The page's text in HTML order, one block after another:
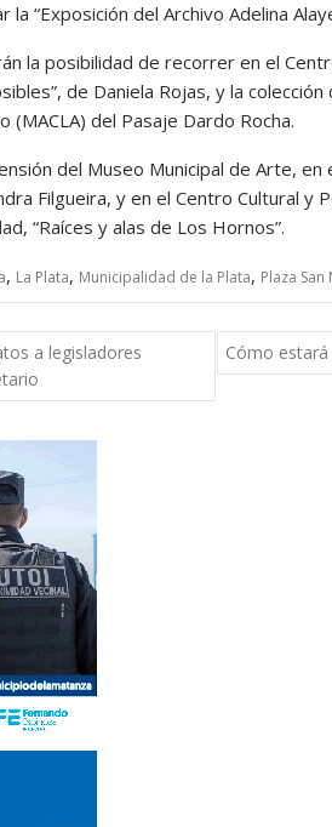
“Exposición del Archivo Adelina
la posibilidad de recorrer en el
de Daniela Rojas, y la
del Pasaje Dardo Rocha.
del Museo Municipal de Arte,
Filgueira, y en el Centro Cultural
“Raíces y alas de Los Hornos”.
, La Plata, Municipalidad de la Plata, Plaza San
a legisladores
Cómo